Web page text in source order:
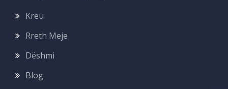
Kreu
Rreth Meje
Dëshmi
Blog